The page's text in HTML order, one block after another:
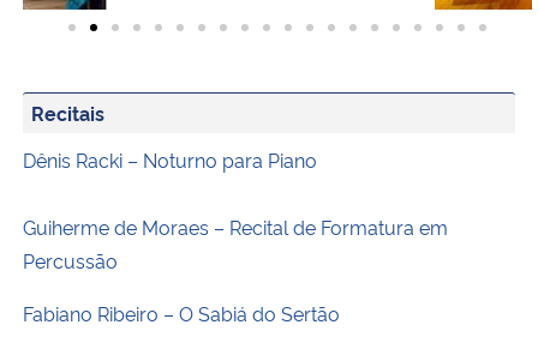
Recitais
Dênis Racki – Noturno para Piano
Guiherme de Moraes – Recital de Formatura em
Percussão
Fabiano Ribeiro – O Sabiá do Sertão